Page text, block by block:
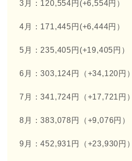
3月：120,554円(+6,554円）
4月：171,445円(+6,444円）
5月：235,405円(+19,405円）
6月：303,124円（+34,120円）
7月：341,724円（+17,721円）
8月：383,078円（+9,076円）
9月：452,931円（+23,930円）